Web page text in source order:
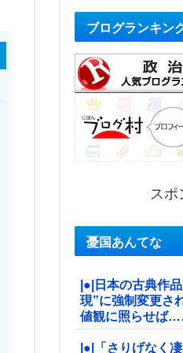
ブログランキン
スポ
憂国あんてな
|●|日本の古典作
現”に強制変更さ
値観に照らせば
|●|「さりげなく